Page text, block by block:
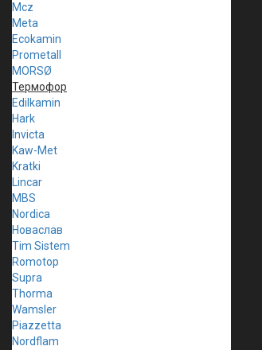
Mcz
Meta
Ecokamin
Prometall
MORSØ
Термофор
Edilkamin
Hark
Invicta
Kaw-Met
Kratki
Lincar
MBS
Nordica
Новаслав
Tim Sistem
Romotop
Supra
Thorma
Wamsler
Piazzetta
Nordflam